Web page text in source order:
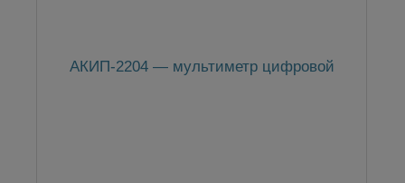
АКИП-2204 — мультиметр цифровой